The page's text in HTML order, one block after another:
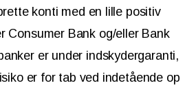
konti med en lille positiv
Consumer Bank og/eller Bank
er under indskydergaranti,
er for tab ved indetående op